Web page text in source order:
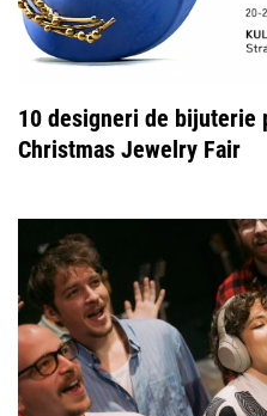
10 designeri de bijuterie
Christmas Jewelry Fair